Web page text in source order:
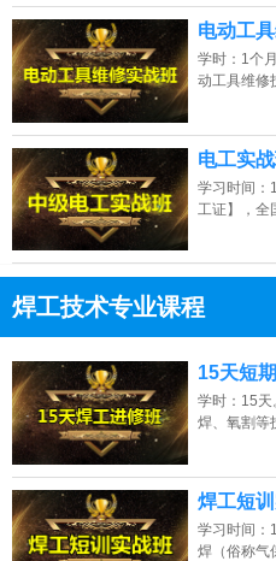
电动工
学时：1个
动工具维修
电工实
学习时间：
工证】，全
焊工技术专业课程
点击免费咨询电话：15天短
学时：15天
焊、氧割等
焊工短
学习时间：
焊（俗称气